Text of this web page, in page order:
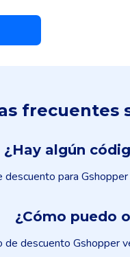
frecuentes
¿Hay algún
para
¿Cómo puedo
descuento Gshopper